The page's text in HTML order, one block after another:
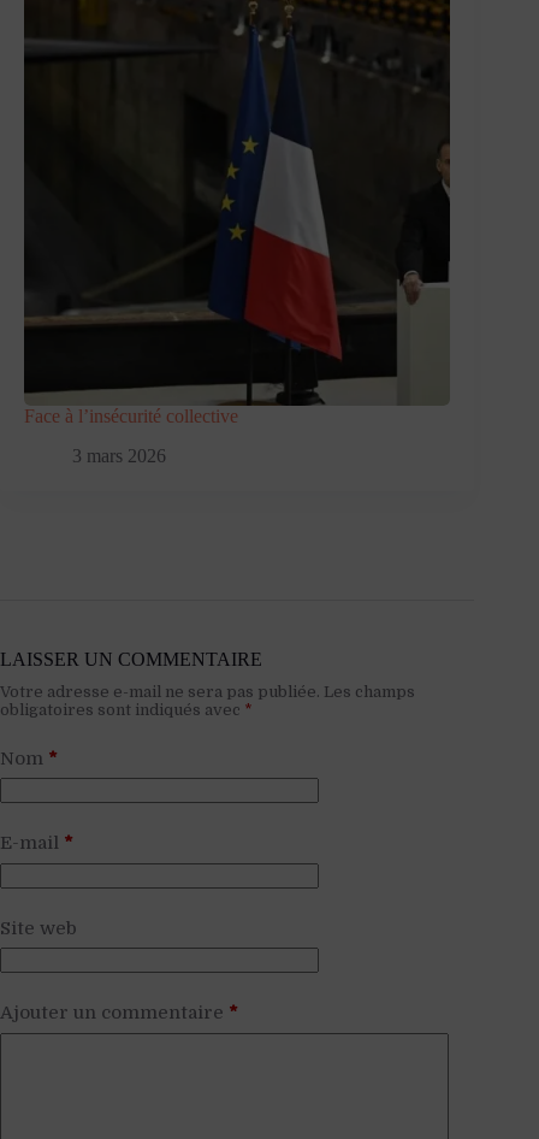
Face à l’insécurité collective
3 mars 2026
LAISSER UN COMMENTAIRE
Votre adresse e-mail ne sera pas publiée. Les champs
obligatoires sont indiqués avec *
Nom *
E-mail *
Site web
Ajouter un commentaire *